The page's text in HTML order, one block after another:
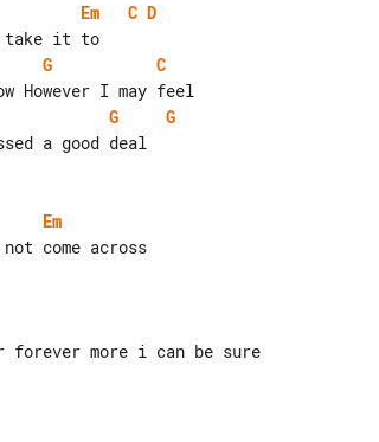
Em C D
G
C
G
G
Em
forever more i can be sure